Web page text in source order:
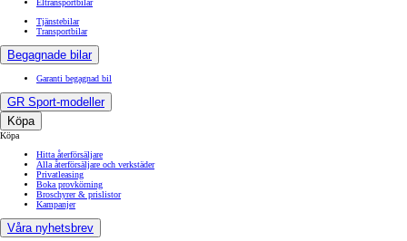
Tjänstebilar
Transportbilar
Begagnade bilar
Garanti begagnad bil
GR Sport-modeller
Köpa
Köpa
Hitta återförsäljare
Alla återförsäljare och verkstäder
Privatleasing
Boka provkörning
Broschyrer & prislistor
Kampanjer
Våra nyhetsbrev